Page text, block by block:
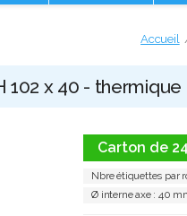
Accueil
102 x 40 -
Carton de
Nbre étiquettes par
Ø interne axe : 40